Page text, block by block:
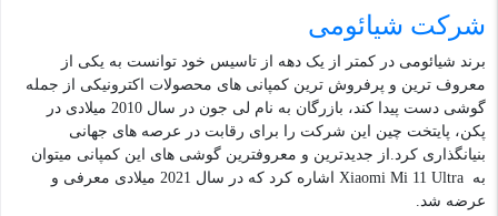
شرکت شیائومی
برند شیائومی در کمتر از یک دهه از تاسیس خود توانست به یکی از
معروف ترین و پرفروش ترین کمپانی های محصولات اکترونیکی از جمله
گوشی دست پیدا کند، بازرگان به نام لی جون در سال 2010 میلادی در
پکن، پایتخت چین این شرکت را برای رقابت در عرصه های جهانی
بنیانگذاری کرد.از جدیدترین و معروفترین گوشی های این کمپانی میتوان
به Xiaomi Mi 11 Ultra اشاره کرد که در سال 2021 میلادی معرفی و
عرضه شد.